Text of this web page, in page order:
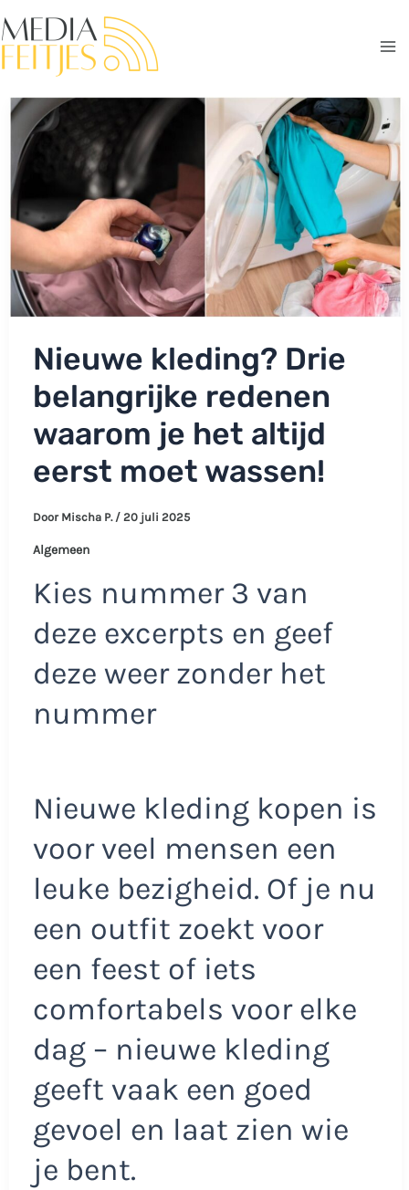
naar
de
Nieuwe kleding? Drie
belangrijke redenen
waarom je het altijd
eerst moet wassen!
Door Mischa P. / 20 juli 2025
Algemeen
Kies nummer 3 van
deze excerpts en geef
deze weer zonder het
nummer
Nieuwe kleding kopen is
voor veel mensen een
leuke bezigheid. Of je nu
een outfit zoekt voor
een feest of iets
comfortabels voor elke
dag – nieuwe kleding
geeft vaak een goed
gevoel en laat zien wie
je bent.